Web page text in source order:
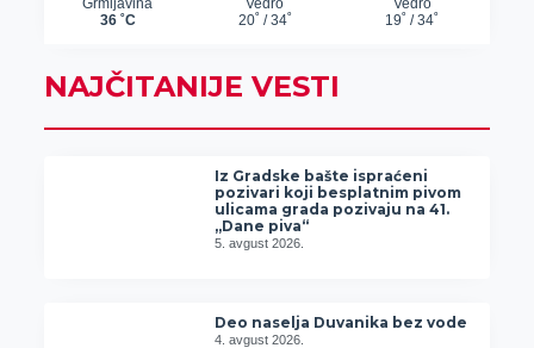
NAJČITANIJE VESTI
Iz Gradske bašte ispraćeni
pozivari koji besplatnim pivom
ulicama grada pozivaju na 41.
„Dane piva“
5. avgust 2026.
Deo naselja Duvanika bez vode
4. avgust 2026.